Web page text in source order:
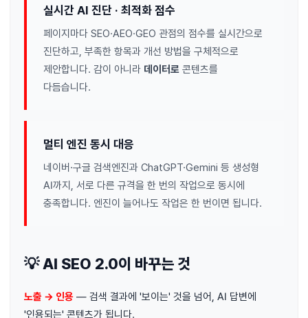
실시간 AI 진단 · 최적화 점수
페이지마다 SEO·AEO·GEO 관점의 점수를 실시간으로
진단하고, 부족한 항목과 개선 방법을 구체적으로
제안합니다. 감이 아니라 데이터로 콘텐츠를
다듬습니다.
멀티 엔진 동시 대응
네이버·구글 검색엔진과 ChatGPT·Gemini 등 생성형
AI까지, 서로 다른 규격을 한 번의 작업으로 동시에
충족합니다. 엔진이 늘어나도 작업은 한 번이면 됩니다.
💡 AI SEO 2.0이 바꾸는 것
노출 → 인용 — 검색 결과에 '보이는' 것을 넘어, AI 답변에
'인용되는' 콘텐츠가 됩니다.